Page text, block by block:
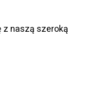
z naszą szeroką